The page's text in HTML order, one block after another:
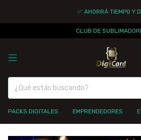
✅ AHORRÁ TIEMPO Y DINERO
CLUB DE SUBLIMADORES
PACKS DIGITALES EMPRENDEDORES